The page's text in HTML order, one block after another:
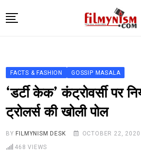
to
TELEVISION
BHOJPURI
NEWS ABTAK
STARRY SIDES
FACTS & FASHION GOSSIP MASALA
‘डर्टी केक’ कंट्रोवर्सी पर
ट्रोलर्स की खोली पोल
BY FILMYNISM DESK OCTOBER 22, 2020
468 VIEWS